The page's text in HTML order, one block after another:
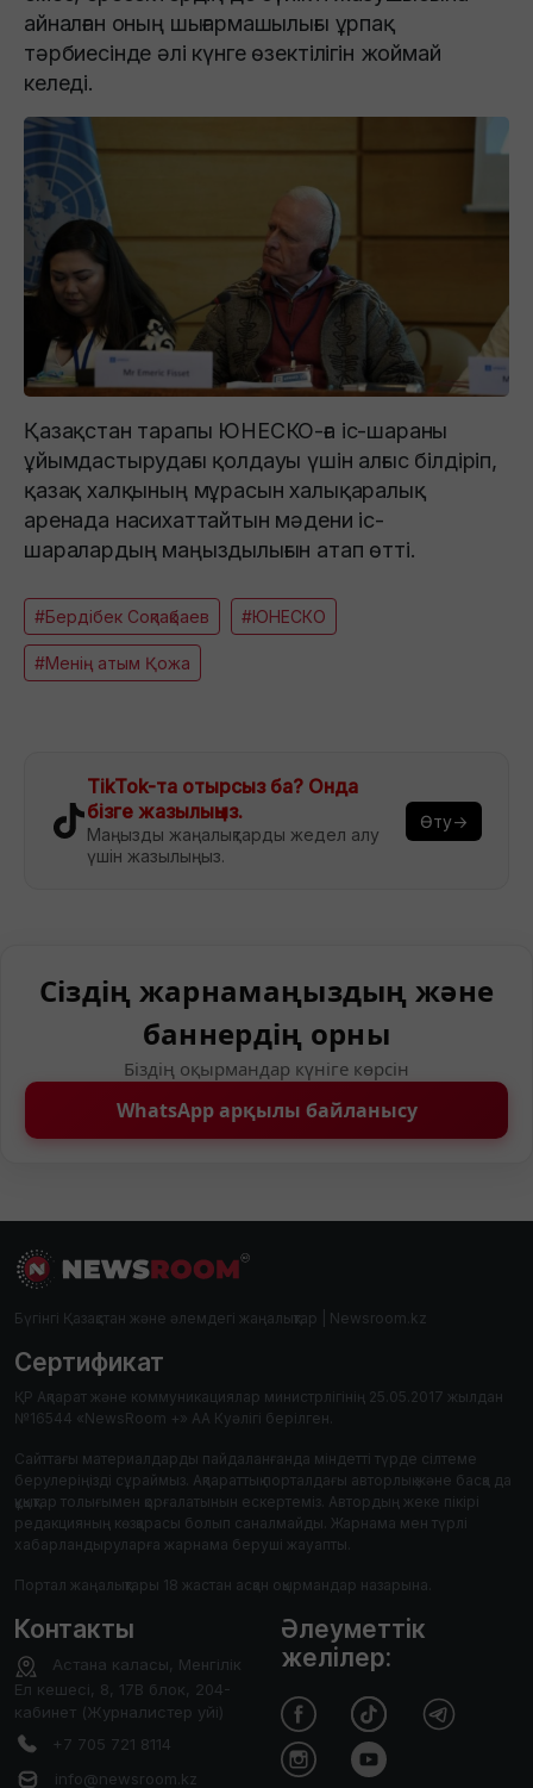
айналған оның шығармашылығы ұрпақ
тәрбиесінде әлі күнге өзектілігін жоймай
келеді.
Қазақстан тарапы ЮНЕСКО-ға іс-шараны
ұйымдастырудағы қолдауы үшін алғыс білдіріп,
қазақ халқының мұрасын халықаралық
аренада насихаттайтын мәдени іс-
шаралардың маңыздылығын атап өтті.
#Бердібек Соқпақбаев #ЮНЕСКО
#Менің атым Қожа
TikTok-та отырсыз ба? Онда
бізге жазылыңыз.
Маңызды жаңалықтарды жедел алу
үшін жазылыңыз.
Өту→
Сіздің жарнамаңыздың және
баннердің орны
Біздің оқырмандар күніге көрсін
WhatsApp арқылы байланысу
Бүгінгі Қазақстан және әлемдегі жаңалықтар | Newsroom.kz
Сертификат
ҚР Ақпарат және коммуникациялар министрлігінің 25.05.2017 жылдан
№16544 «NewsRoom +» АА Куәлігі берілген.
Сайттағы материалдарды пайдаланғанда міндетті түрде сілтеме
берулеріңізді сұраймыз. Ақпараттық порталдағы авторлық және басқа да
құқықтар толығымен қорғалатынын ескертеміз. Автордың жеке пікірі
редакцияның көзқарасы болып саналмайды. Жарнама мен түрлі
хабарландыруларға жарнама беруші жауапты.
Портал жаңалықтары 18 жастан асқан оқырмандар назарына.
Контакты
Астана каласы, Менгілік
Ел кешесі, 8, 17В блок, 204-
кабинет (Журналистер уйі)
+7 705 721 8114
info@newsroom.kz
Әлеуметтік
желілер: